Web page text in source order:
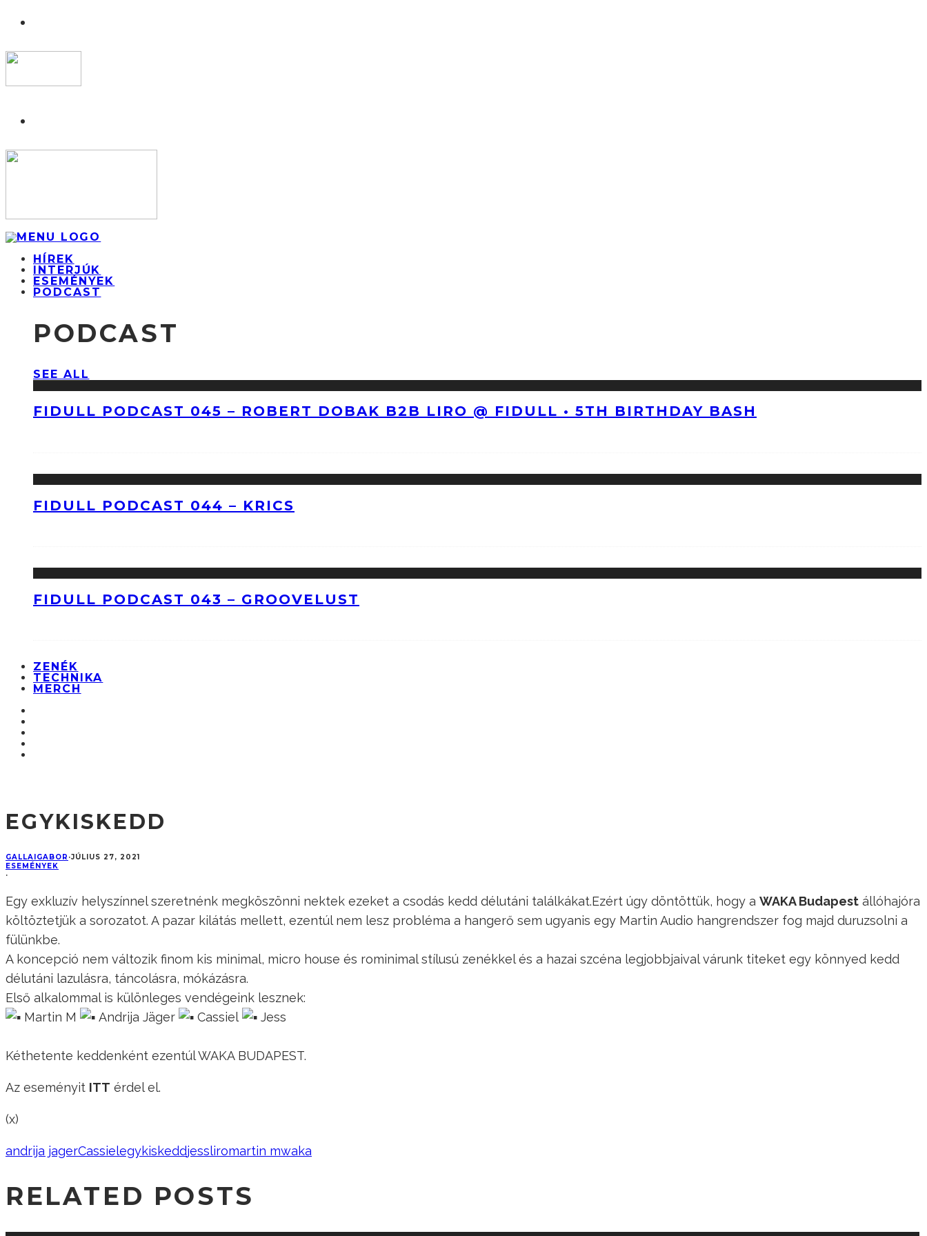
HÍREK
INTERJÚK
ESEMÉNYEK
PODCAST
PODCAST
SEE ALL
FIDULL PODCAST 045 – ROBERT DOBAK B2B LIRO @ FIDULL • 5TH BIRTHDAY BASH
FIDULL PODCAST 044 – KRICS
FIDULL PODCAST 043 – GROOVELUST
ZENÉK
TECHNIKA
MERCH
EGYKISKEDD
GALLAIGABOR ·JÚLIUS 27, 2021
ESEMÉNYEK
·
Egy exkluzív helyszínnel szeretnénk megköszönni nektek ezeket a csodás kedd délutáni találkákat.Ezért úgy döntöttük, hogy a WAKA Budapest állóhajóra
költöztetjük a sorozatot. A pazar kilátás mellett, ezentúl nem lesz probléma a hangerő sem ugyanis egy Martin Audio hangrendszer fog majd duruzsolni a
fülünkbe.
A koncepció nem változik finom kis minimal, micro house és rominimal stílusú zenékkel és a hazai szcéna legjobbjaival várunk titeket egy könnyed kedd
délutáni lazulásra, táncolásra, mókázásra.
Első alkalommal is különleges vendégeink lesznek:
Martin M
Andrija Jäger Cassiel Jess
Kéthetente keddenként ezentúl WAKA BUDAPEST.
Az eseményit ITT érdel el.
(x)
andrija jagerCassielegykiskeddjessliromartin mwaka
RELATED POSTS